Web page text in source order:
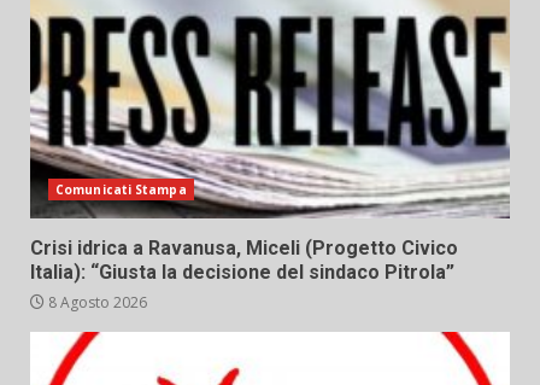
Comunicati Stampa
Crisi idrica a Ravanusa, Miceli (Progetto Civico
Italia): “Giusta la decisione del sindaco Pitrola”
8 Agosto 2026